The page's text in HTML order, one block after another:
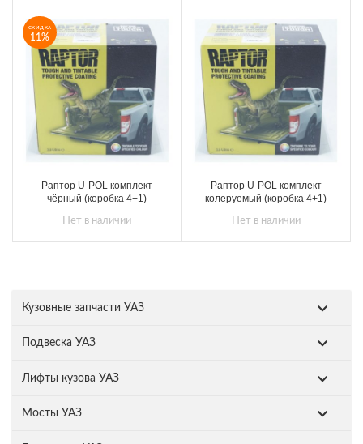
Кузовные запчасти УАЗ
Подвеска УАЗ
Лифты кузова УАЗ
Мосты УАЗ
СКИДКА
11%
Раптор U-POL комплект
чёрный (коробка 4+1)
Нет в наличии
Раптор U-POL комплект
колеруемый (коробка 4+1)
Нет в наличии